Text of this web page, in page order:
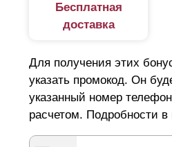
Бесплатная
доставка
Для получения этих
указать промокод. Он
указанный номер
расчетом. Подробности в